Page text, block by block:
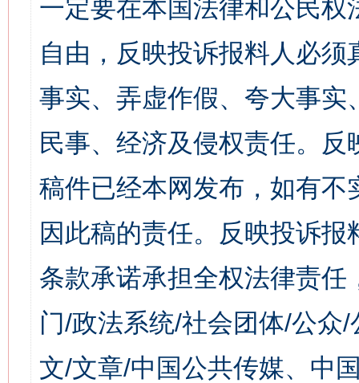
一定要在本国法律和公民
自由，反映投诉报料人必
事实、弄虚作假、夸大事
民事、经济及侵权责任。
稿件已经本网发布，如有
因此稿的责任。反映投诉
条款承诺承担全权法律责
门/政法系统/社会团体/公众
文/文章/中国公共传媒、中